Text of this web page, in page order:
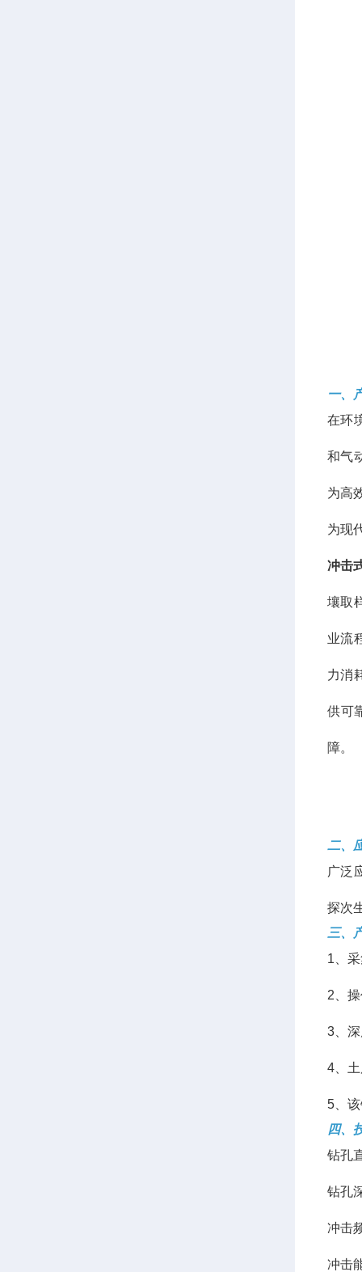
一、
在环
和气
为高
为现
冲击
壤取
业流
力消
供可
障。
二、
广泛
探次
三、
1、
2、
3、
4、
5、
四、
钻孔
钻孔
冲击
冲击